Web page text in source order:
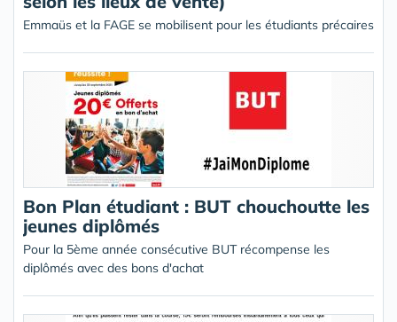
Emmaüs et la FAGE se mobilisent pour les étudiants précaires
Bon Plan étudiant : BUT chouchoutte les
jeunes diplômés
Pour la 5ème année consécutive BUT récompense les
diplômés avec des bons d'achat